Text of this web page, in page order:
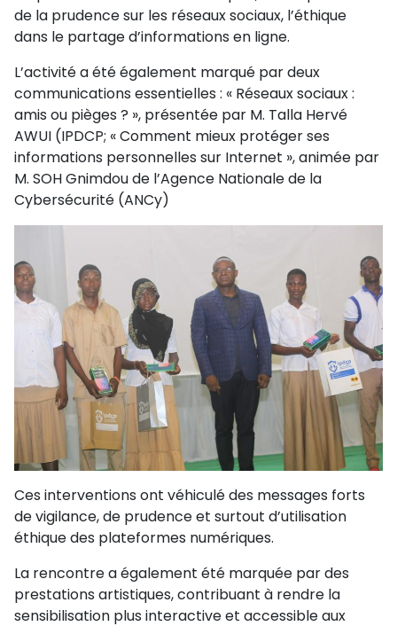
de la prudence sur les réseaux sociaux, l’éthique
dans le partage d’informations en ligne.
L’activité a été également marqué par deux
communications essentielles : « Réseaux sociaux :
amis ou pièges ? », présentée par M. Talla Hervé
AWUI (IPDCP; « Comment mieux protéger ses
informations personnelles sur Internet », animée par
M. SOH Gnimdou de l’Agence Nationale de la
Cybersécurité (ANCy)
Ces interventions ont véhiculé des messages forts
de vigilance, de prudence et surtout d’utilisation
éthique des plateformes numériques.
La rencontre a également été marquée par des
prestations artistiques, contribuant à rendre la
sensibilisation plus interactive et accessible aux